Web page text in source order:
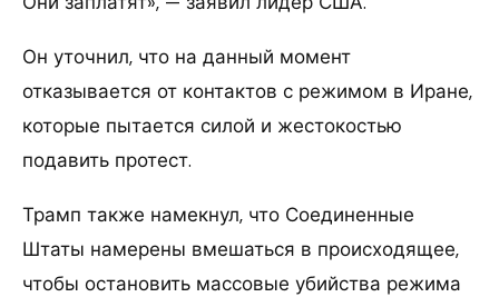
Он уточнил, что на данный момент
отказывается от контактов с режимом в Иране,
которые пытается силой и жестокостью
подавить протест.
Трамп также намекнул, что Соединенные
Штаты намерены вмешаться в происходящее,
чтобы остановить массовые убийства режима